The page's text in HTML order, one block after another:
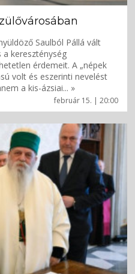
február 15. | 20:00
Saulból Pállá vált
kereszténység
érdemeit. A „népek
volt és eszerinti nevelést
a kis-ázsiai... »